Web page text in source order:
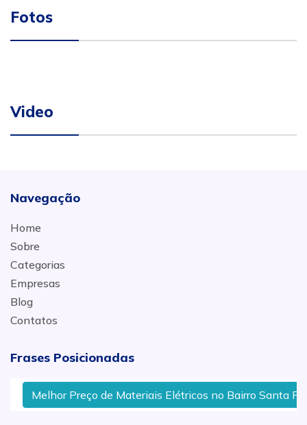
Fotos
Video
Navegação
Home
Sobre
Categorias
Empresas
Blog
Contatos
Frases Posicionadas
Melhor Preço de Materiais Elétricos no Bairro Santa